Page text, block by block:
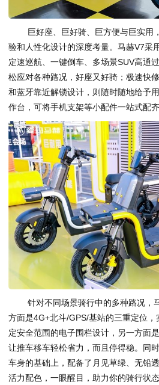
巨好座、巨好骑、巨方便与巨实用
验和人性化设计的深度考量。马赫V7采
定速巡航、一键倒车、多场景SUV高通
松应对各种路况，好座又好骑；极速快
和蓝牙靠近解锁设计，则随时随地给予
作台，可将手机支架等小配件一站式配
针对不同场景骑行中的多种路况，
方面是4G+北斗/GPS/基站的三重定位，
定安全范围的电子围栏设计，另一方面
让推车移车轻松省力，而且停得稳。同
车身的基础上，配备了月见草绿、无铅
活力配色，一眼醒目，助力你的骑行状态